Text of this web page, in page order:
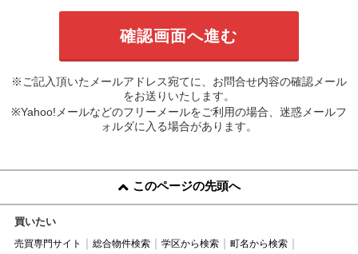
※ご記入頂いたメールアドレス宛てに、お問合せ内容の確認メール
をお送りいたします。
※Yahoo!メールなどのフリーメールをご利用の場合、迷惑メールフ
ォルダに入る場合があります。
このページの先頭へ
買いたい
売買専門サイト 総合物件検索 学区から検索
町名から検索